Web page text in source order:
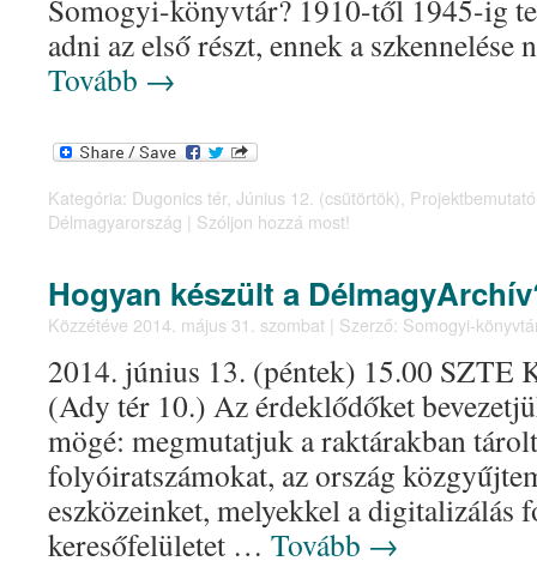
Somogyi-könyvtár? 1910-től 1945-ig
adni az első részt, ennek a
Tovább →
Kategória: Dugonics tér, Június 12. (csütörtök), Projektbemutató
Délmagyarország | Szóljon hozzá most!
Hogyan készült a
Közzétéve 2014. május 31. szombat | Szerző: Somogyi-
2014. június 13. (péntek) 15.00 SZTE
(Ady tér 10.) Az érdeklődőket
mögé: megmutatjuk a raktárakban
folyóiratszámokat, az ország
eszközeinket, melyekkel a digitalizálás
keresőfelületet … Tovább →